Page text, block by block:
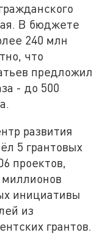
В бюджете
240 млн
что
предложил
- до 500
развития
5 грантовых
проектов,
инициативы
из
грантов.